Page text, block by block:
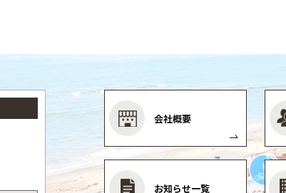
会社概要
お知らせ一覧